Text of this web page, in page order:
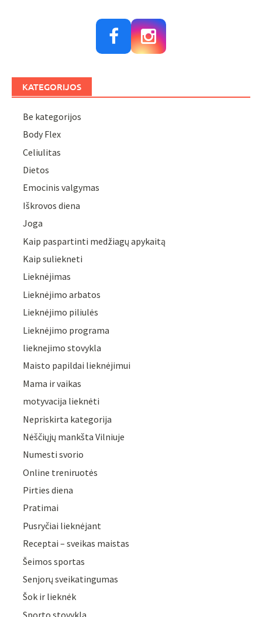
KATEGORIJOS
Be kategorijos
Body Flex
Celiulitas
Dietos
Emocinis valgymas
Iškrovos diena
Joga
Kaip paspartinti medžiagų apykaitą
Kaip suliekneti
Lieknėjimas
Lieknėjimo arbatos
Lieknėjimo piliulės
Lieknėjimo programa
lieknejimo stovykla
Maisto papildai lieknėjimui
Mama ir vaikas
motyvacija lieknėti
Nepriskirta kategorija
Nėščiųjų mankšta Vilniuje
Numesti svorio
Online treniruotės
Pirties diena
Pratimai
Pusryčiai lieknėjant
Receptai – sveikas maistas
Šeimos sportas
Senjorų sveikatingumas
Šok ir lieknėk
Sporto stovykla